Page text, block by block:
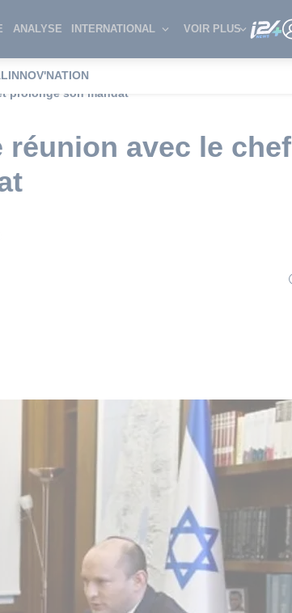
ANALYSE INTERNATIONAL VOIR PLUS
INNOV'NATION
prolonge son mandat
réunion avec le chef